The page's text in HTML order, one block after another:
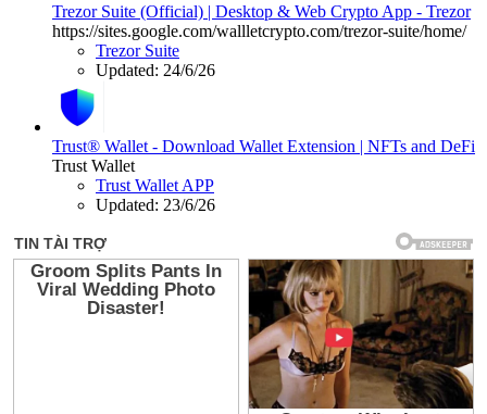
Trezor Suite (Official) | Desktop & Web Crypto App - Trezor
https://sites.google.com/wallletcrypto.com/trezor-suite/home/
Trezor Suite
Updated: 24/6/26
Trust® Wallet - Download Wallet Extension | NFTs and DeFi
Trust Wallet
Trust Wallet APP
Updated: 23/6/26